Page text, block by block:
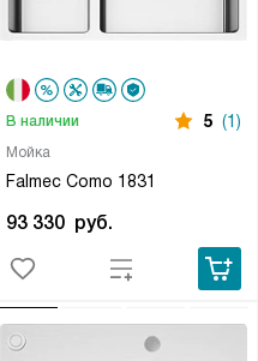
Мойка
Falmec Como 1831
В наличии 5 (1)
93 330 руб.